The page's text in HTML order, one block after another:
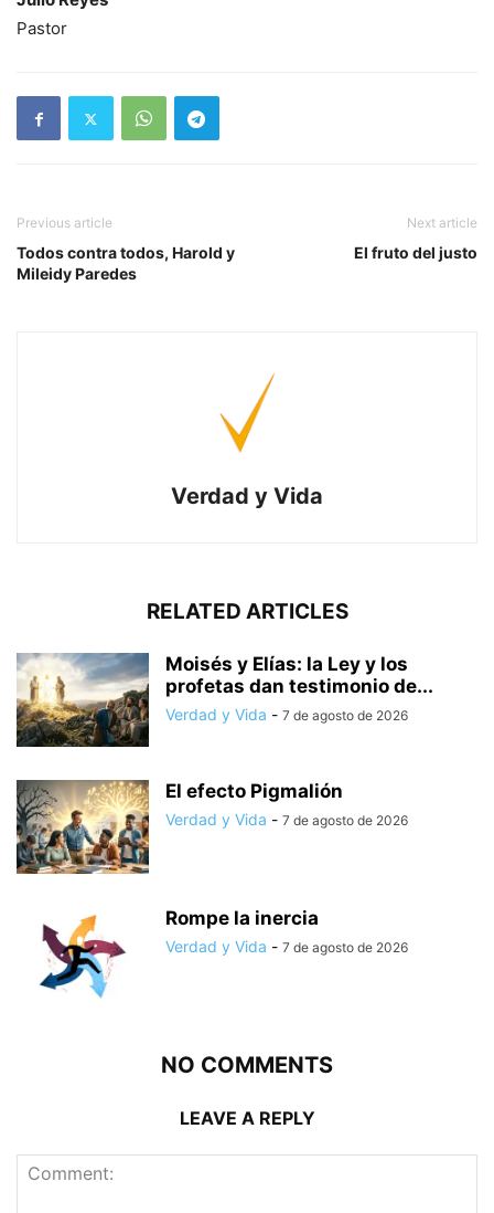
Pastor
Previous article
Todos contra todos, Harold y
Mileidy Paredes
Next article
El fruto del justo
Verdad y Vida
RELATED ARTICLES
Moisés y Elías: la Ley y los
profetas dan testimonio de...
Verdad y Vida - 7 de agosto de 2026
El efecto Pigmalión
Verdad y Vida - 7 de agosto de 2026
Rompe la inercia
Verdad y Vida - 7 de agosto de 2026
NO COMMENTS
LEAVE A REPLY